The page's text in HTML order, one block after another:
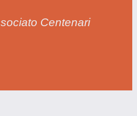
Centenari